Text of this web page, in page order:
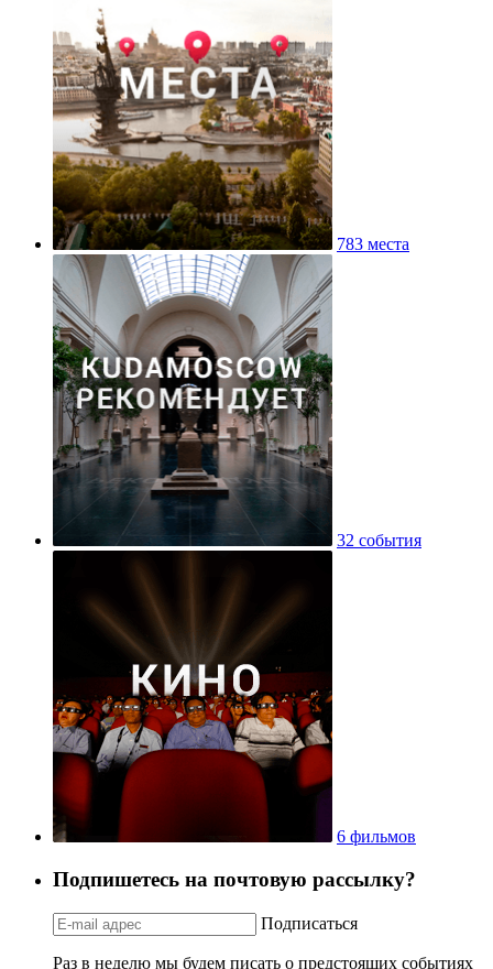
783 места
32 события
6 фильмов
Подпишетесь на почтовую рассылку?
Подписаться
Раз в неделю мы будем писать о предстоящих событиях